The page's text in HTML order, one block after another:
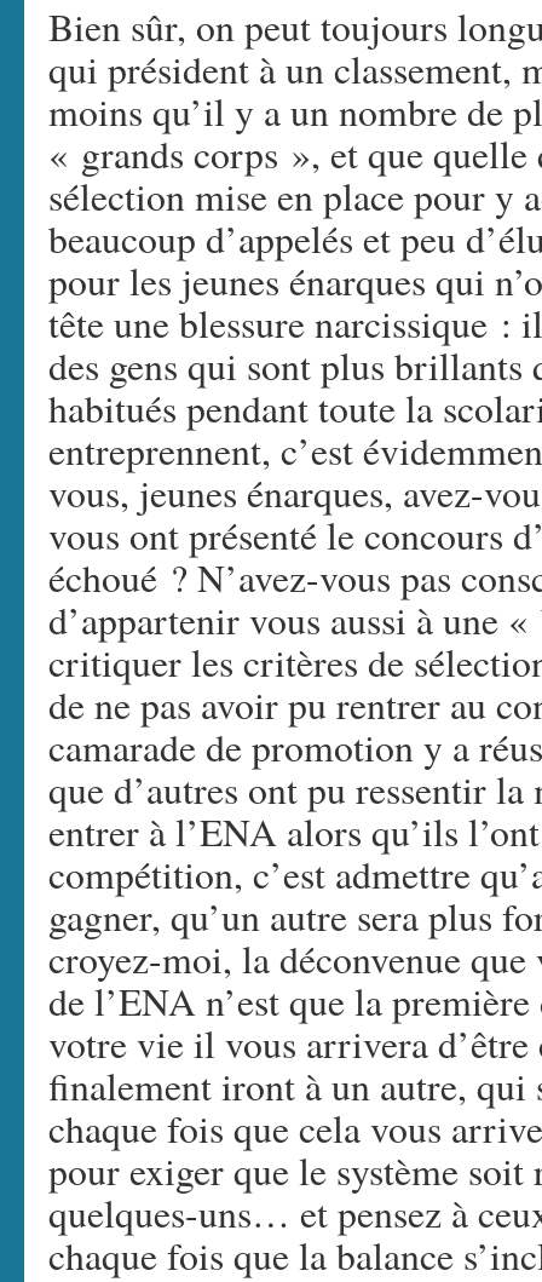
Bien sûr, on peut toujours
qui président à un classement,
moins qu’il y a un nombre de
« grands corps », et que
sélection mise en place pour y
beaucoup d’appelés et peu
pour les jeunes énarques qui
tête une blessure narcissique :
des gens qui sont plus brillants
habitués pendant toute la
entreprennent, c’est
vous, jeunes énarques, avez-
vous ont présenté le concours
échoué ? N’avez-vous pas
d’appartenir vous aussi à une
critiquer les critères de
de ne pas avoir pu rentrer au
camarade de promotion y a
que d’autres ont pu ressentir
entrer à l’ENA alors qu’ils
compétition, c’est admettre
gagner, qu’un autre sera plus
croyez-moi, la déconvenue
de l’ENA n’est que la
votre vie il vous arrivera
finalement iront à un autre, qui
chaque fois que cela vous
pour exiger que le système
quelques-uns… et pensez à
chaque fois que la balance